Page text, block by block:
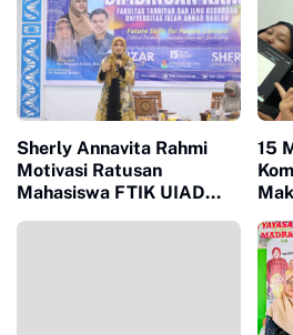
Sherly Annavita Rahmi
Motivasi Ratusan
Mahasiswa FTIK UIAD
15